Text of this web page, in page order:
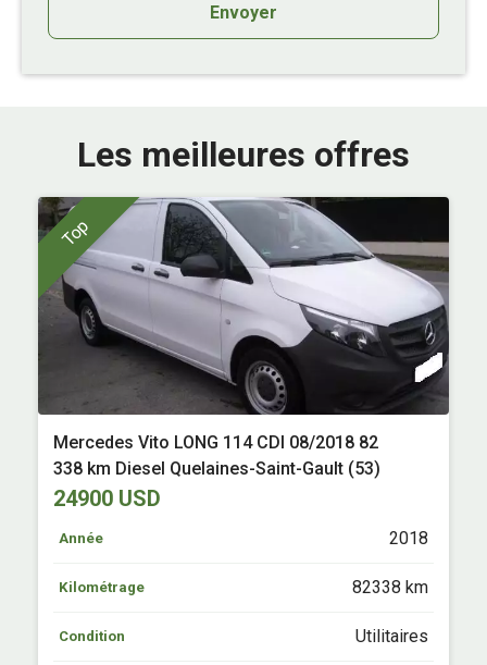
Envoyer
Les meilleures offres
Top
Mercedes Vito LONG 114 CDI 08/2018 82
338 km Diesel Quelaines-Saint-Gault (53)
24900 USD
Année 2018
Kilométrage 82338 km
Condition Utilitaires